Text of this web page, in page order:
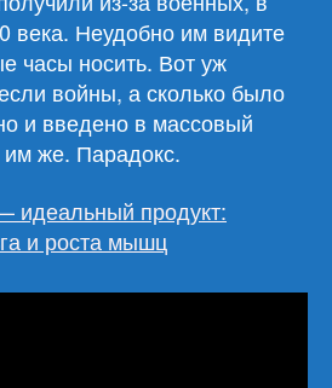
века. Неудобно им видите
часы носить. Вот уж
войны, а сколько было
и введено в массовый
же. Парадокс.
идеальный продукт:
и роста мышц